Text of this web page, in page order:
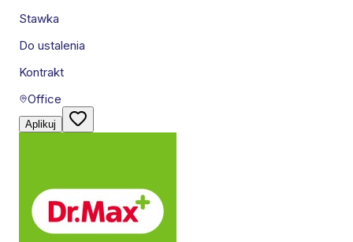
Stawka
Do ustalenia
Kontrakt
Office
Aplikuj